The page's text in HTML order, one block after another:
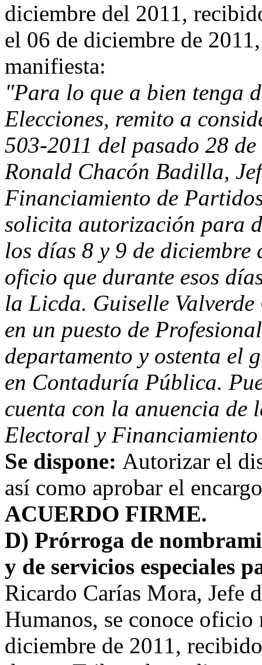
diciembre del 2011,
el 06 de diciembre de
manifiesta:
"Para lo que a bien tenga
Elecciones, remito a
503-2011 del pasado 28
Ronald Chacón Badilla,
Financiamiento de
solicita autorización para
los días 8 y 9 de diciembre
oficio que durante esos
la Licda. Guiselle Valverde
en un puesto de
departamento y ostenta el
en Contaduría Pública.
cuenta con la anuencia de
Electoral y
Se dispone: Autorizar el
así como aprobar el
ACUERDO FIRME.
D) Prórroga de
y de servicios especiales
Ricardo Carías Mora, Jefe
Humanos, se conoce
diciembre de 2011,